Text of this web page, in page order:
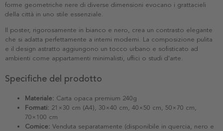
forme geometriche nere di diverse dimensioni evocano i grattacieli
della città in uno stile essenziale.
Il poster, rigorosamente in bianco e nero, crea un contrasto elegante
che si adatta perfettamente a interni moderni. La composizione pulita
e il design astratto aggiungono un tocco urbano e sofisticato ad
ambienti come appartamenti minimalisti, uffici o studi d'arte.
Specifiche del prodotto
Materiale: Carta opaca premium 240g
Formati: 21×30 cm (A4), 30×40 cm, 40×50 cm, 50×70 cm,
70×100 cm
Cornice: Venduta separatamente (disponibile in quercia, nero e